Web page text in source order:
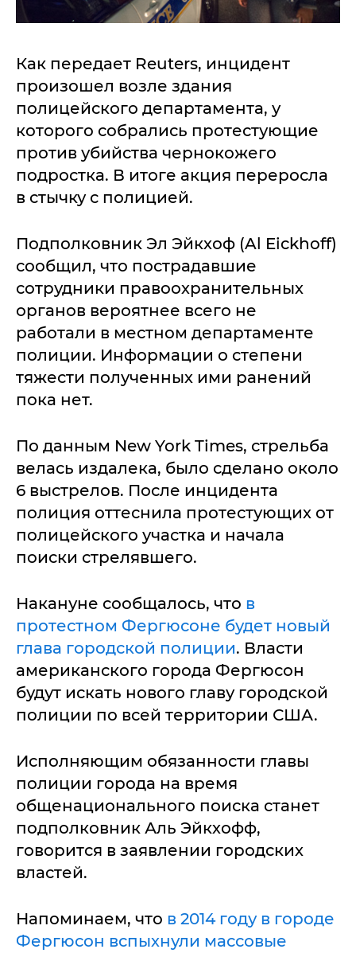
Как передает Reuters, инцидент
произошел возле здания
полицейского департамента, у
которого собрались протестующие
против убийства чернокожего
подростка. В итоге акция переросла
в стычку с полицией.
Подполковник Эл Эйкхоф (Al Eickhoff)
сообщил, что пострадавшие
сотрудники правоохранительных
органов вероятнее всего не
работали в местном департаменте
полиции. Информации о степени
тяжести полученных ими ранений
пока нет.
По данным New York Times, стрельба
велась издалека, было сделано около
6 выстрелов. После инцидента
полиция оттеснила протестующих от
полицейского участка и начала
поиски стрелявшего.
Накануне сообщалось, что в
протестном Фергюсоне будет новый
глава городской полиции. Власти
американского города Фергюсон
будут искать нового главу городской
полиции по всей территории США.
Исполняющим обязанности главы
полиции города на время
общенационального поиска станет
подполковник Аль Эйкхофф,
говорится в заявлении городских
властей.
Напоминаем, что в 2014 году в городе
Фергюсон вспыхнули массовые